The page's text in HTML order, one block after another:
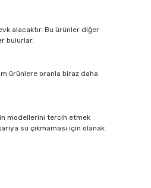
alacaktır. Bu ürünler diğer
bulurlar.
ürünlere oranla biraz daha
modellerini tercih etmek
su çıkmaması için olanak